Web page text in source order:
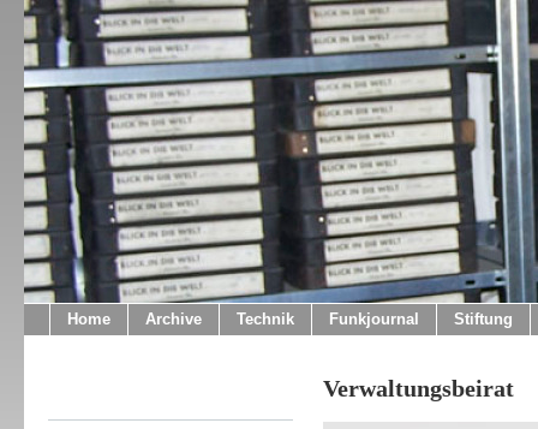
Home Archive Technik Funkjournal Stiftung
Verwaltungsbeirat